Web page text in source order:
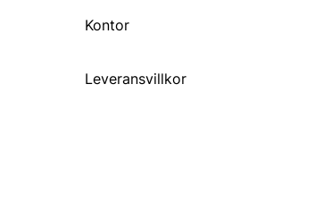
Kontor
Leveransvillkor